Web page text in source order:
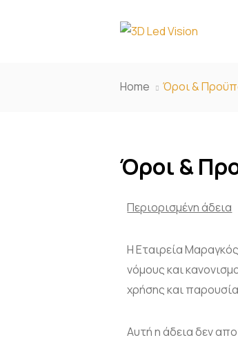
Home Όροι &
Όροι &
Περιορισμένη άδεια
Η Εταιρεία
νόμους και
χρήσης και
Αυτή η άδεια δεν